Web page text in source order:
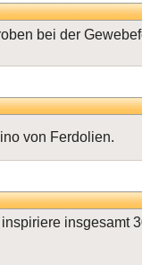
bei der
von Ferdolien.
insgesamt